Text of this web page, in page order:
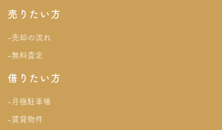
売りたい方
-売却の流れ
-無料査定
借りたい方
-月極駐車場
-賃貸物件